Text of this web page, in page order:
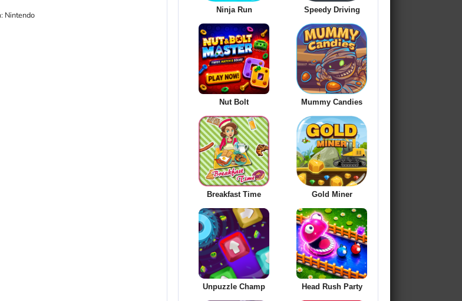
Nintendo
Ninja Run Speedy Driving
Nut Bolt Mummy Candies
Breakfast Time Gold Miner
Unpuzzle Champ Head Rush Party